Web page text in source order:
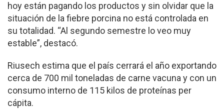
hoy están pagando los productos y sin olvidar que la
situación de la fiebre porcina no está controlada en
su totalidad. “Al segundo semestre lo veo muy
estable”, destacó.
Riusech estima que el país cerrará el año exportando
cerca de 700 mil toneladas de carne vacuna y con un
consumo interno de 115 kilos de proteínas per
cápita.